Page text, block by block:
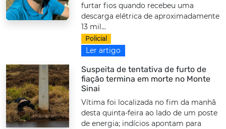
furtar fios quando recebeu uma
descarga elétrica de aproximadamente
13 mil...
Policial
Ler artigo
Suspeita de tentativa de furto de
fiação termina em morte no Monte
Sinai
Vítima foi localizada no fim da manhã
desta quinta-feira ao lado de um poste
de energia; indícios apontam para